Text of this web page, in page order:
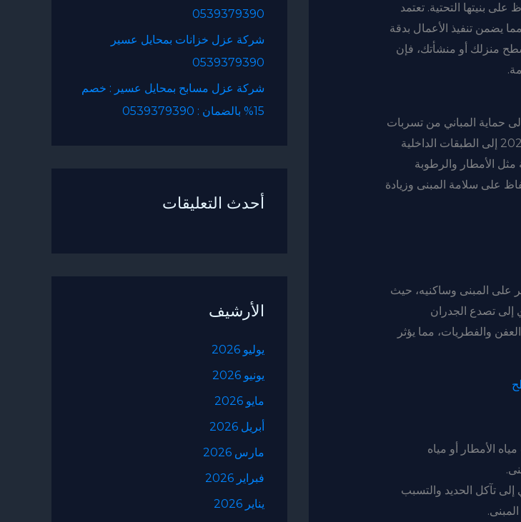
بنيتها التحتية. تعتمد
عمل متخصص فيشركهشركه عزل اسطح 2025، مما يضمن تنفيذ الأعمال بدقة
منزلك أو منشأتك، فإن
تهدف إلى حماية المباني من تسربات
المياه والرطوبة، حيث يعمل كحاجز يمنع اختر اقشركه عزل اسطح 2025 إلى الطبقات الداخلية
الأمطار والرطوبة
على سلامة المبنى وزيادة
خطيرة تؤثر على المبنى وساكنيه، حيث
إلى تصدع الجدران
والفطريات، مما يؤثر
2025 من تسرب مياه الأمطار أو مياه
تآكل الحديد والتسبب
0539379390
شركة عزل خزانات بمحايل عسير
0539379390
شركة عزل مسابح بمحايل عسير : خصم
15% بالضمان : 0539379390
أحدث التعليقات
الأرشيف
يوليو 2026
يونيو 2026
مايو 2026
أبريل 2026
مارس 2026
فبراير 2026
يناير 2026